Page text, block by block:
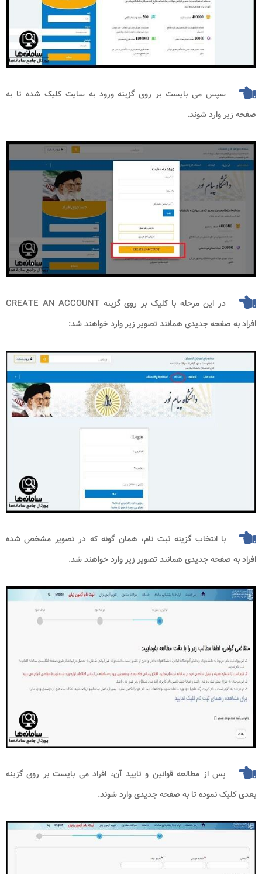
سپس می بایست بر روی گزینه ورود به سایت کلیک شده تا به
صفحه زیر وارد شوند.
در این مرحله با کلیک بر روی گزینه CREATE AN ACCOUNT
افراد به صفحه جدیدی همانند تصویر زیر وارد خواهند شد:
با انتخاب گزینه ثبت نام، همان گونه که در تصویر مشخص شده
افراد به صفحه جدیدی همانند تصویر زیر وارد خواهند شد.
پس از مطالعه قوانین و تایید آن، افراد می بایست بر روی گزینه
بعدی کلیک نموده تا به صفحه جدیدی وارد شوند.